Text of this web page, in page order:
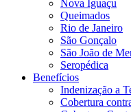
Nova Iguaçu
Queimados
Rio de Janeiro
São Gonçalo
São João de
Seropédica
Benefícios
Indenização a
Cobertura